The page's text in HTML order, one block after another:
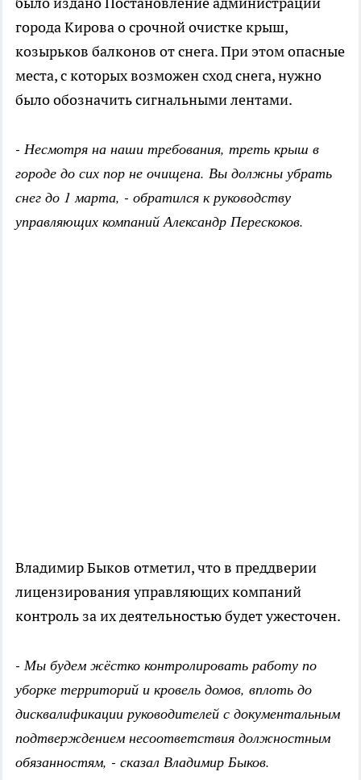
города Кирова о срочной очистке крыш,
козырьков балконов от снега. При этом опасные
места, с которых возможен сход снега, нужно
было обозначить сигнальными лентами.
- Несмотря на наши требования, треть крыш в
городе до сих пор не очищена. Вы должны убрать
снег до 1 марта, - обратился к руководству
управляющих компаний Александр Перескоков.
Владимир Быков отметил, что в преддверии
лицензирования управляющих компаний
контроль за их деятельностью будет ужесточен.
- Мы будем жёстко контролировать работу по
уборке территорий и кровель домов, вплоть до
дисквалификации руководителей с документальным
подтверждением несоответствия должностным
обязанностям, - сказал Владимир Быков.